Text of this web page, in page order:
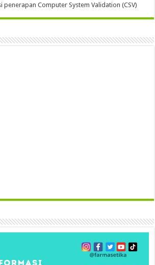
penerapan Computer System Validation (CSV)